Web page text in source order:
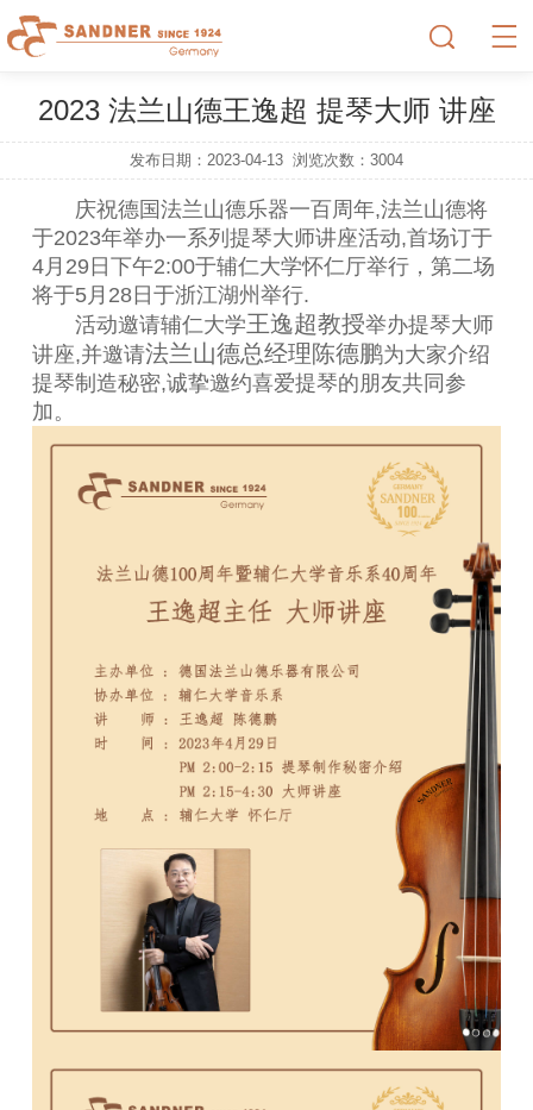
2023 法兰山德王逸超 提琴大师 讲座
发布日期：2023-04-13 浏览次数： 3004
庆祝德国法兰山德乐器一百周年,法兰山德将
于2023年举办一系列提琴大师讲座活动,首场订于
4月29日下午2:00于辅仁大学怀仁厅举行，第二场
将于5月28日于浙江湖州举行.
活动邀请辅仁大学王逸超教授举办提琴大师
讲座,并邀请法兰山德总经理陈德鹏为大家介绍
提琴制造秘密,诚挚邀约喜爱提琴的朋友共同参
加。